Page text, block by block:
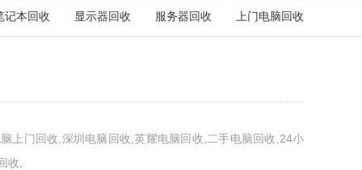
记本回收 显示器回收 服务器回收 上门电脑回收
上门回收,深圳电脑回收,英耀电脑回收,二手电脑回收,24小
收,